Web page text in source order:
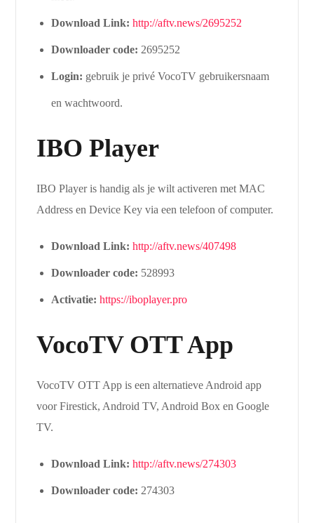
Download Link: http://aftv.news/2695252
Downloader code: 2695252
Login: gebruik je privé VocoTV gebruikersnaam
en wachtwoord.
IBO Player
IBO Player is handig als je wilt activeren met MAC
Address en Device Key via een telefoon of computer.
Download Link: http://aftv.news/407498
Downloader code: 528993
Activatie: https://iboplayer.pro
VocoTV OTT App
VocoTV OTT App is een alternatieve Android app
voor Firestick, Android TV, Android Box en Google
TV.
Download Link: http://aftv.news/274303
Downloader code: 274303